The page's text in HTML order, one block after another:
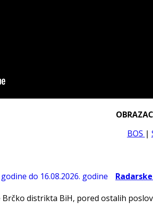
BOS |
distrikta BiH, pored ostalih